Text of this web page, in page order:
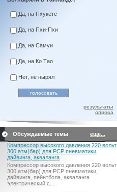
Да, на Пхукете
Да, на Пхи-Пхи
Да, на Самуи
Да, на Ко Тао
Нет, не нырял
результаты
опроса
Обсуждаемые темы
еще...
Компрессор высокого давления 220 вольт
300 атм(бар) для PCP пневматики,
дайвинга, акваланга
Компрессор высокого давления 220 вольт
300 атм(бар) для PCP пневматики,
дайвинга, пейнтбола, акваланга
электрический c...